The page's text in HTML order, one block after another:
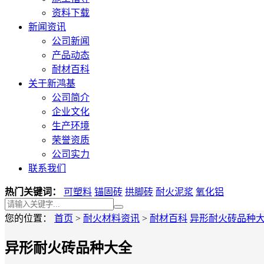
资料下载
新闻资讯
公司新闻
产品动态
耐材百科
关于新鸿基
公司简介
企业文化
生产环境
荣誉资质
公司实力
联系我们
热门关键词： 可塑料 锚固砖 拱脚砖 耐火泥浆 氧化铝
您的位置： 首页 > 耐火材料资讯 > 耐材百科 异形耐火砖品种
异形耐火砖品种大全